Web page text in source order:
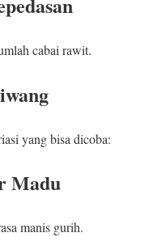
cabai rawit.
yang bisa dicoba:
Madu
manis gurih.